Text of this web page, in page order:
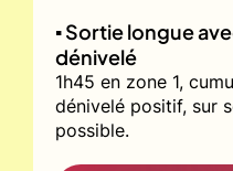
▪️ Sortie longue
dénivelé
1h45 en zone 1,
dénivelé positif, sur
possible.